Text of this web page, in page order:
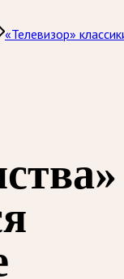
«Телевизор»